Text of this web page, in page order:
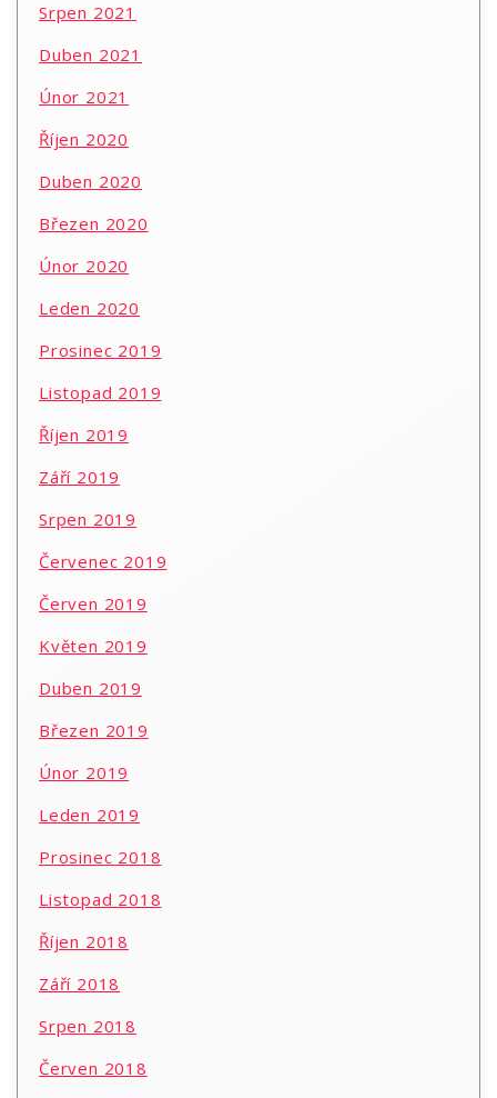
Srpen 2021
Duben 2021
Únor 2021
Říjen 2020
Duben 2020
Březen 2020
Únor 2020
Leden 2020
Prosinec 2019
Listopad 2019
Říjen 2019
Září 2019
Srpen 2019
Červenec 2019
Červen 2019
Květen 2019
Duben 2019
Březen 2019
Únor 2019
Leden 2019
Prosinec 2018
Listopad 2018
Říjen 2018
Září 2018
Srpen 2018
Červen 2018